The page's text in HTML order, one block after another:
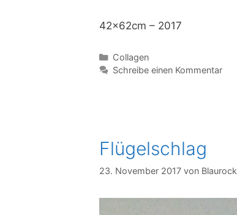
42x62cm – 2017
Kategorien
Collagen
Schreibe einen Kommentar
Flügelschlag
23. November 2017 von Blaurock